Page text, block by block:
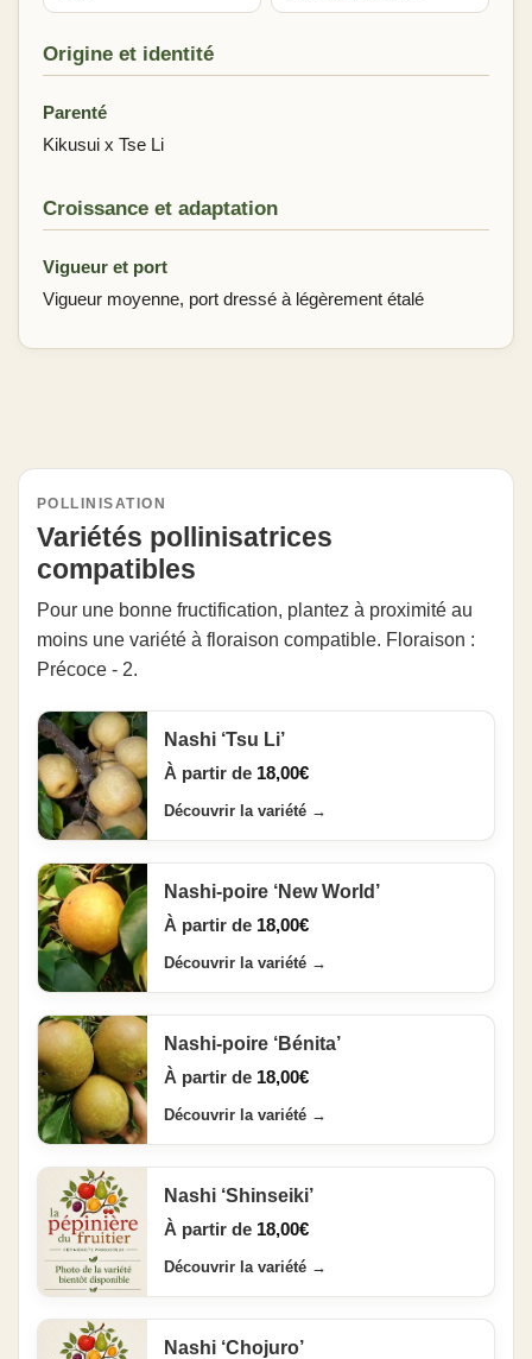
Origine et identité
Parenté
Kikusui x Tse Li
Croissance et adaptation
Vigueur et port
Vigueur moyenne, port dressé à légèrement étalé
POLLINISATION
Variétés pollinisatrices
compatibles
Pour une bonne fructification, plantez à proximité au
moins une variété à floraison compatible. Floraison :
Précoce - 2.
Nashi ‘Tsu Li’
À partir de 18,00€
Découvrir la variété →
Nashi-poire ‘New World’
À partir de 18,00€
Découvrir la variété →
Nashi-poire ‘Bénita’
À partir de 18,00€
Découvrir la variété →
Nashi ‘Shinseiki’
À partir de 18,00€
Découvrir la variété →
Nashi ‘Chojuro’